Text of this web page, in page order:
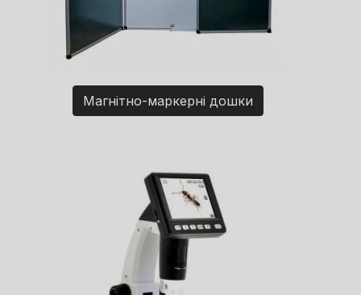
Магнітно-маркерні дошки